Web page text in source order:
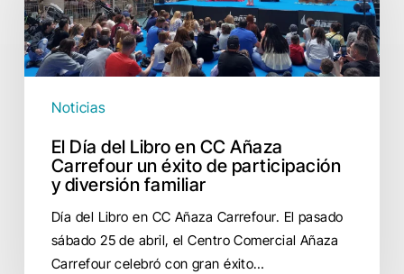
Libro
en
CC
Añaza
Carrefour
éxito
participación
diversión
familiar
Noticias
El Día del Libro en CC Añaza
Carrefour un éxito de participación
y diversión familiar
Día del Libro en CC Añaza Carrefour. El pasado
sábado 25 de abril, el Centro Comercial Añaza
Carrefour celebró con gran éxito…